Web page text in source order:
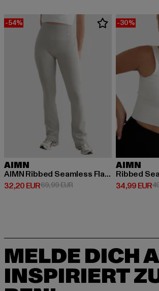
-54%
AIMN
AIMN Ribbed Seamless Flare Tights
32,20 EUR
Derzeitiger Preis: 32,20 EUR
69,99 EURAktionspreis: 69,99 EUR
-30%
AIMN
Ribbed
34,99 EUR
Derzeitiger
MELDE DICH
INSPIRIERT